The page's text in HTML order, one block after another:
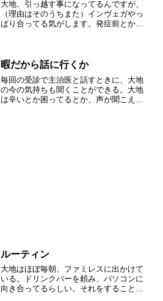
大地、引っ越す事になってるんですが、
（理由はそのうちまた）インヴェガやっ
ぱり合ってる気がします。発症前とかと
言われてるのでまだ様子...
暇だから話に行くか
毎回の受診で主治医と話すときに、大地
の今の気持ちも聞くことができる。大地
は辛いとか困ってるとか、声が聞こえる
ルーティン
大地はほぼ毎朝、ファミレスに出かけて
いる。ドリンクバーを頼み、パソコンに
向き合ってるらしい。それをすること